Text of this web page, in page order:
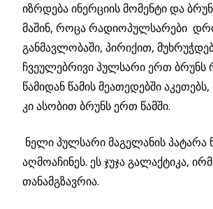
იზრდება ინერციის მომენტი და
მაშინ, როცა რადიოპულსარები
განმავლობაში, პირიქით,
ჩვეულებრივი პულსარი ერთ ბრუნს
წამიდან წამის მეათედებში
კი ასობით ბრუნს ერთ წამში.
ნელი პულსარი მაგელანის
აღმოაჩინეს. ეს ჯუჯა გალაქტიკა,
თანამგზავრია.